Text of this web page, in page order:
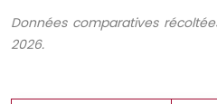
Données comparatives
2026.